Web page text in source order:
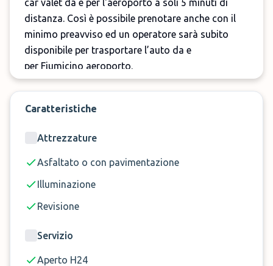
car valet da e per l'aeroporto a soli 5 minuti di
distanza. Così è possibile prenotare anche con il
minimo preavviso ed un operatore sarà subito
disponibile per trasportare l’auto da e
per Fiumicino aeroporto.
Caratteristiche
Attrezzature
Asfaltato o con pavimentazione
Illuminazione
Revisione
Servizio
Aperto H24